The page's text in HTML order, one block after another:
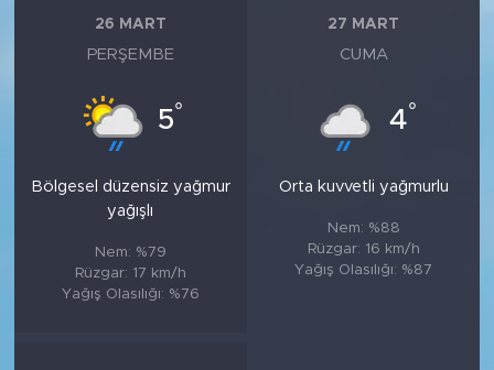
26 MART
PERŞEMBE
5°
Bölgesel düzensiz yağmur
yağışlı
Nem: %79
Rüzgar: 17 km/h
Yağış Olasılığı: %76
27 MART
CUMA
4°
Orta kuvvetli yağmurlu
Nem: %88
Rüzgar: 16 km/h
Yağış Olasılığı: %87